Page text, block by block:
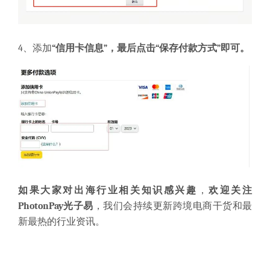
4、添加“信用卡信息”，最后点击“保存付款方式”即可。
如果大家对出海行业相关知识感兴趣 ，欢迎关注
PhotonPay光子易 ，我们会持续更新跨境电商干货和最
新最热的行业资讯。